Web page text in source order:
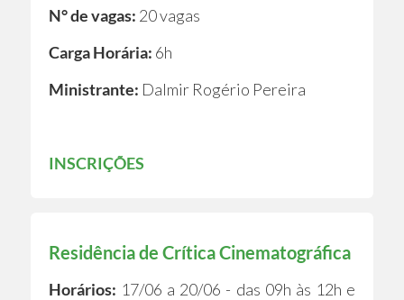
N° de vagas: 20 vagas
Carga Horária: 6h
Ministrante: Dalmir Rogério Pereira
INSCRIÇÕES
Residência de Crítica Cinematográfica
Horários: 17/06 a 20/06 - das 09h às 12h e